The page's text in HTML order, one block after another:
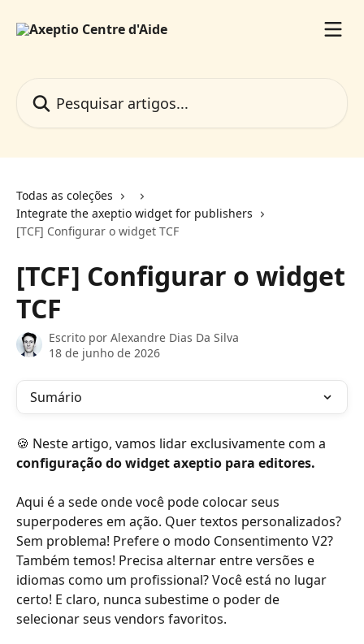
Todas as coleções
Integrate the axeptio widget for publishers
[TCF] Configurar o widget TCF
[TCF] Configurar o widget
TCF
Escrito por Alexandre Dias Da Silva
18 de junho de 2026
Sumário
🍪 Neste artigo, vamos lidar exclusivamente com a
configuração do widget axeptio para editores.
Aqui é a sede onde você pode colocar seus
superpoderes em ação. Quer textos personalizados?
Sem problema! Prefere o modo Consentimento V2?
Também temos! Precisa alternar entre versões e
idiomas como um profissional? Você está no lugar
certo! E claro, nunca subestime o poder de
selecionar seus vendors favoritos.